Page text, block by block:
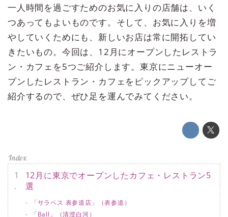
一人時間を過ごすためのお気に入りの店舗は、いく
つあってもよいものです。そして、お気に入りを増
やしていくためにも、新しいお店は常に開拓してい
きたいもの。今回は、12月にオープンしたレストラ
ン・カフェを5つご紹介します。東京にニューオー
プンしたレストラン・カフェをピックアップしてご
紹介するので、ぜひ足を運んでみてください。
12月に東京でオープンしたカフェ・レストラン5
選
「サラベス 表参道店」（表参道）
「Ball」（清澄白河）